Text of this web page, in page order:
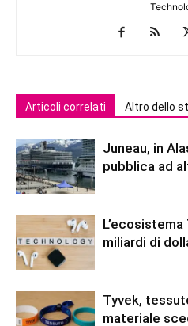
Articoli correlati Altro dello
Juneau, in
pubblica ad
miliardi di
Tyvek,
materiale